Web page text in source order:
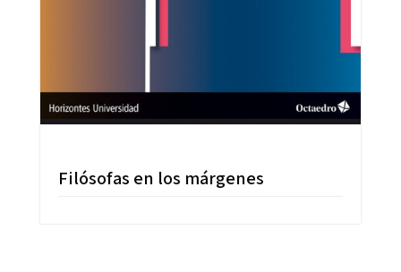
Filósofas en los márgenes